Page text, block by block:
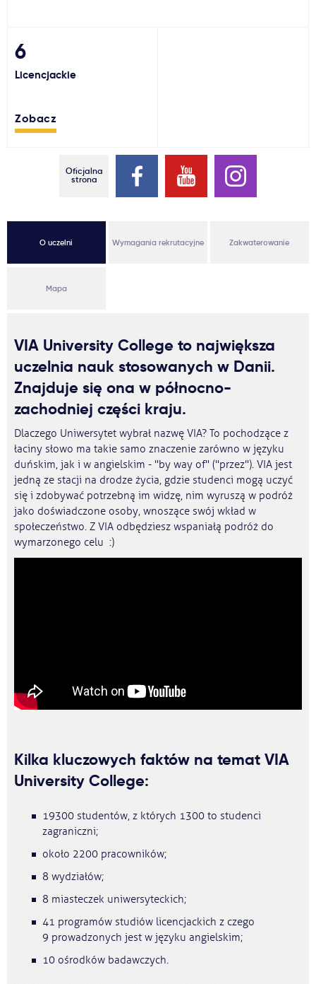
Usługi
6
Licencjackie
Zobacz
Oficjalna
strona
O uczelni Wymagania rekrutacyjne Zakwaterowanie
Mapa
VIA University College to największa
uczelnia nauk stosowanych w Danii.
Znajduje się ona w północno-
zachodniej części kraju.
Dlaczego Uniwersytet wybrał nazwę VIA? To pochodzące z
łaciny słowo ma takie samo znaczenie zarówno w języku
duńskim, jak i w angielskim - "by way of" ("przez"). VIA jest
jedną ze stacji na drodze życia, gdzie studenci mogą uczyć
się i zdobywać potrzebną im widzę, nim wyruszą w podróż
jako doświadczone osoby, wnoszące swój wkład w
społeczeństwo. Z VIA odbędziesz wspaniałą podróż do
wymarzonego celu :)
Kilka kluczowych faktów na temat VIA
University College:
19300 studentów, z których 1300 to studenci
zagraniczni;
około 2200 pracowników;
8 wydziałów;
8 miasteczek uniwersyteckich;
41 programów studiów licencjackich z czego
9 prowadzonych jest w języku angielskim;
10 ośrodków badawczych.